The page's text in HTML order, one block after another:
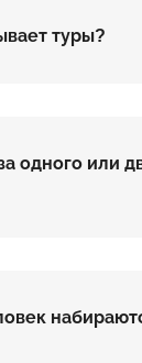
туры?
одного или